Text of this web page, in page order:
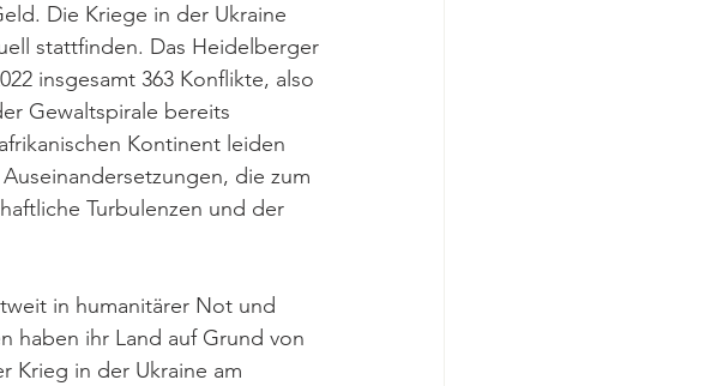
Die Kriege in der Ukraine
stattfinden. Das Heidelberger
insgesamt 363 Konflikte, also
Gewaltspirale bereits
Kontinent leiden
die zum
Turbulenzen und der
in humanitärer Not und
haben ihr Land auf Grund von
Krieg in der Ukraine am